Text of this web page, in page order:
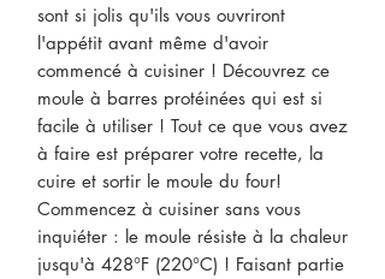
sont si jolis qu'ils vous ouvriront
l'appétit avant même d'avoir
commencé à cuisiner ! Découvrez ce
moule à barres protéinées qui est si
facile à utiliser ! Tout ce que vous avez
à faire est préparer votre recette, la
cuire et sortir le moule du four!
Commencez à cuisiner sans vous
inquiéter : le moule résiste à la chaleur
jusqu'à 428°F (220°C) ! Faisant partie